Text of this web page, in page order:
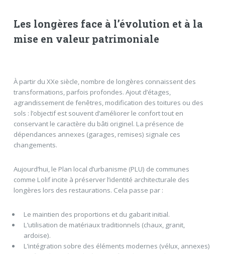
Les longères face à l’évolution et à la
mise en valeur patrimoniale
À partir du XXe siècle, nombre de longères connaissent des
transformations, parfois profondes. Ajout d’étages,
agrandissement de fenêtres, modification des toitures ou des
sols : l’objectif est souvent d’améliorer le confort tout en
conservant le caractère du bâti originel. La présence de
dépendances annexes (garages, remises) signale ces
changements.
Aujourd’hui, le Plan local d’urbanisme (PLU) de communes
comme Lolif incite à préserver l’identité architecturale des
longères lors des restaurations. Cela passe par :
Le maintien des proportions et du gabarit initial.
L’utilisation de matériaux traditionnels (chaux, granit,
ardoise).
L’intégration sobre des éléments modernes (vélux, annexes)